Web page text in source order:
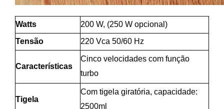
Watts
200 W, (250 W opcional)
Tensão
220 Vca 50/60 Hz
Características
Cinco velocidades com função
turbo
Tigela
Com tigela giratória, capacidade:
2500ml